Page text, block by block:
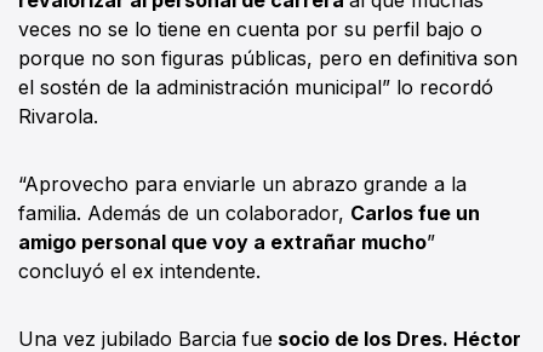
veces no se lo tiene en cuenta por su perfil bajo o
porque no son figuras públicas, pero en definitiva son
el sostén de la administración municipal” lo recordó
Rivarola.
“Aprovecho para enviarle un abrazo grande a la
familia. Además de un colaborador, Carlos fue un
amigo personal que voy a extrañar mucho”
concluyó el ex intendente.
Una vez jubilado Barcia fue socio de los Dres. Héctor